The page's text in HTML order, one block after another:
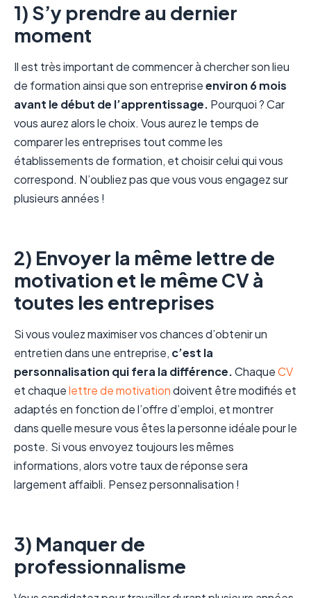
1) S’y prendre au dernier
moment
Il est très important de commencer à chercher son lieu
de formation ainsi que son entrepriseenviron 6 mois
avant le début de l’apprentissage. Pourquoi ? Car
vous aurez alors le choix. Vous aurez le temps de
comparer les entreprises tout comme les
établissements de formation, et choisir celui qui vous
correspond. N’oubliez pas que vous vous engagez sur
plusieurs années !
2) Envoyer la même lettre de
motivation et le même CV à
toutes les entreprises
Si vous voulez maximiser vos chances d’obtenir un
entretien dans une entreprise, c’est la
personnalisation qui fera la différence.ChaqueCV
et chaquelettre de motivationdoivent être modifiés et
adaptés en fonction de l’offre d’emploi, et montrer
dans quelle mesure vous êtes la personne idéale pour le
poste. Si vous envoyez toujours les mêmes
informations, alors votre taux de réponse sera
largement affaibli. Pensez personnalisation !
3) Manquer de
professionnalisme